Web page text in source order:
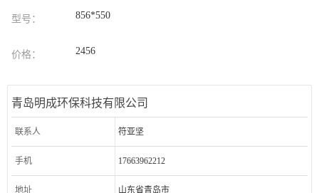
型号： 856*550
价格： 2456
青岛明成环保科技有限公司
联系人 符亚坚
手机 17663962212
地址 山东省青岛市